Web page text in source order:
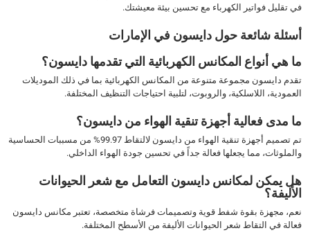
في تقليل فواتير الكهرباء مع تحسين بيئة معيشتك.
أسئلة شائعة حول دايسون في الإمارات
ما هي أنواع المكانس الكهربائية التي تقدمها دايسون؟
تقدم دايسون مجموعة متنوعة من المكانس الكهربائية بما في ذلك الموديلات
العمودية، اللاسلكية، والروبوت، لتلبية احتياجات التنظيف المختلفة.
ما مدى فعالية أجهزة تنقية الهواء من دايسون؟
تم تصميم أجهزة تنقية الهواء من دايسون لالتقاط 99.97% من مسببات الحساسية
والملوثات، مما يجعلها فعالة جداً في تحسين جودة الهواء الداخلي.
هل يمكن لمكانس دايسون التعامل مع شعر الحيوانات
الأليفة؟
نعم، مجهزة بقوة شفط قوية وتصميمات فرشاة متخصصة، تعتبر مكانس دايسون
فعالة في التقاط شعر الحيوانات الأليفة من الأسطح المختلفة.